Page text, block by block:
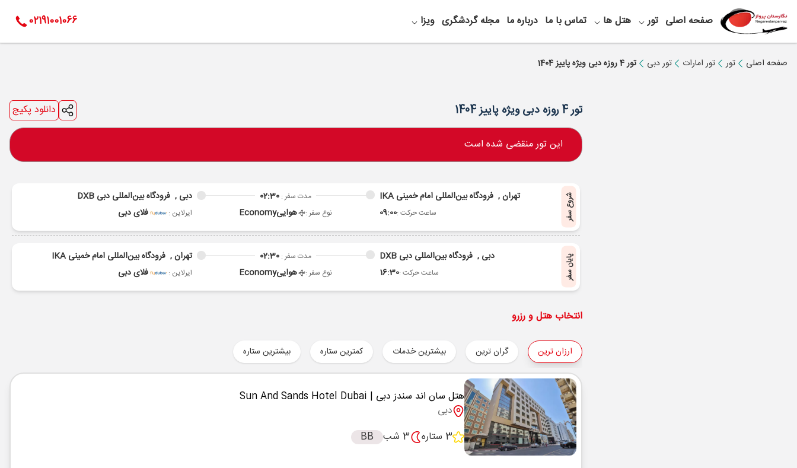
صفحه اصلی تور هتل ها تماس با ما درباره ما مجله گردشگری ویزا 02191001066
صفحه اصلی تور تور امارات تور دبی تور 4 روزه دبی ویژه پاییز 1404
تور 4 روزه دبی ویژه پاییز 1404 دانلود پکیج
این تور منقضی شده است
شروع سفر تهران , فرودگاه بین‌المللی امام خمینی IKA
ساعت حرکت :09:00
مدت سفر : 02:30
نوع سفر : هواییEconomy
دبی , فرودگاه بین‌المللی دبی DXB
ایرلاین : فلای دبی
پایان سفر دبی , فرودگاه بین‌المللی دبی DXB
ساعت حرکت :16:30
مدت سفر : 02:30
نوع سفر : هواییEconomy
تهران , فرودگاه بین‌المللی امام خمینی IKA
ایرلاین : فلای دبی
انتخاب هتل و رزرو
ارزان ترین گران ترین بیشترین خدمات کمترین ستاره بیشترین ستاره
هتل سان اند سندز دبی | Sun And Sands Hotel Dubai
دبی
3 ستاره
3 شب BB